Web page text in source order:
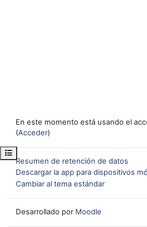
Abrir índice del curso
En este momento está usando el
(Acceder)
Resumen de retención de datos
Descargar la app para dispositivos
Cambiar al tema estándar
Desarrollado por Moodle